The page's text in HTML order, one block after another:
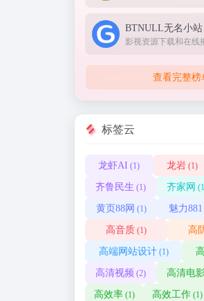
BTNULL无名小站
影视资源下载和在线
查看完整榜
标签云
龙虾AI (1) 龙岩 (1)
齐鲁民生 (1) 齐家网
黄页88网 (1) 魅力881
高音质 (1) 高
高端网站设计(1)
高清视频 (2) 高清电
高效率(1) 高效工作(1)